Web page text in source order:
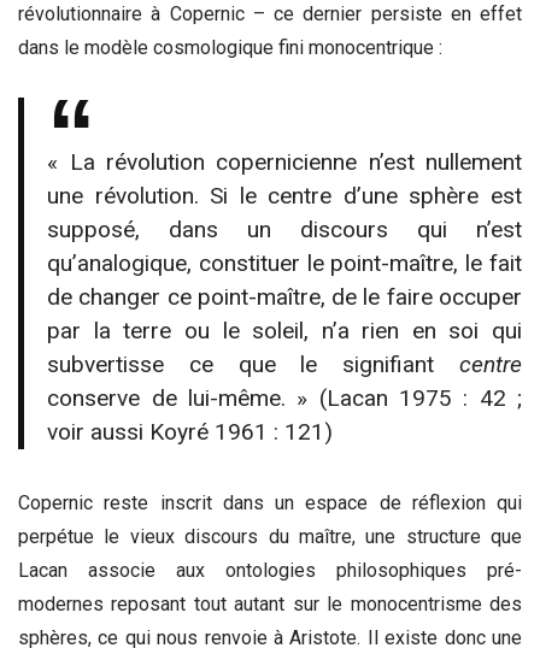
révolutionnaire à Copernic – ce dernier persiste en effet
dans le modèle cosmologique fini monocentrique :
« La révolution copernicienne n’est nullement
une révolution. Si le centre d’une sphère est
supposé, dans un discours qui n’est
qu’analogique, constituer le point-maître, le fait
de changer ce point-maître, de le faire occuper
par la terre ou le soleil, n’a rien en soi qui
subvertisse ce que le signifiant centre
conserve de lui-même. » (Lacan 1975 : 42 ;
voir aussi Koyré 1961 : 121)
Copernic reste inscrit dans un espace de réflexion qui
perpétue le vieux discours du maître, une structure que
Lacan associe aux ontologies philosophiques pré-
modernes reposant tout autant sur le monocentrisme des
sphères, ce qui nous renvoie à Aristote. Il existe donc une